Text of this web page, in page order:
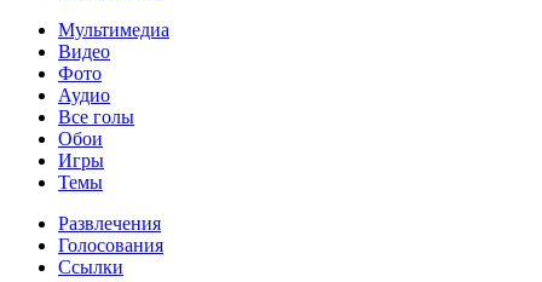
Мультимедиа
Видео
Фото
Аудио
Все голы
Обои
Игры
Темы
Развлечения
Голосования
Ссылки